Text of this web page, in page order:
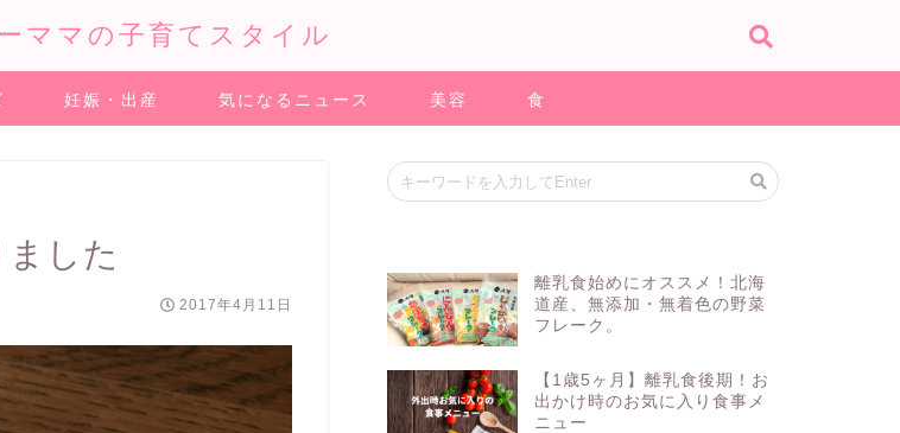
ママの子育てスタイル
妊娠・出産 気になるニュース 美容 食
した
2017年4月11日
離乳食始めにオススメ！北海
道産、無添加・無着色の野菜
フレーク。
【1歳5ヶ月】離乳食後期！お
出かけ時のお気に入り食事メ
ニュー